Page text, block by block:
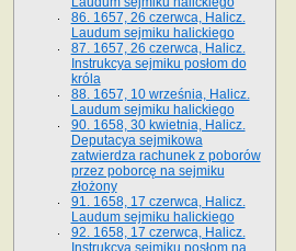
86. 1657, 26 czerwca, Halicz.
Laudum sejmiku halickiego
87. 1657, 26 czerwca, Halicz.
Instrukcya sejmiku posłom do
króla
88. 1657, 10 września, Halicz.
Laudum sejmiku halickiego
90. 1658, 30 kwietnia, Halicz.
Deputacya sejmikowa
zatwierdza rachunek z poborów
przez poborcę na sejmiku
złożony
91. 1658, 17 czerwca, Halicz.
Laudum sejmiku halickiego
92. 1658, 17 czerwca, Halicz.
Instrukcya sejmiku posłom na